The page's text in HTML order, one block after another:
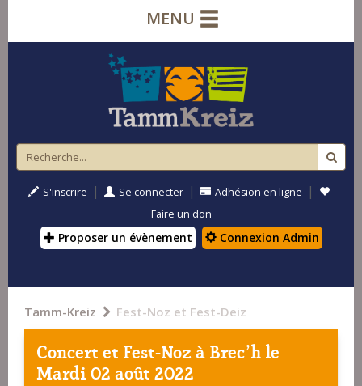
MENU
S'inscrire | Se connecter | Adhésion en ligne |
Faire un don
Proposer un évènement Connexion Admin
Tamm-Kreiz Fest-Noz et Fest-Deiz
Concert et Fest-Noz àBrec'hle
Mardi 02 août 2022